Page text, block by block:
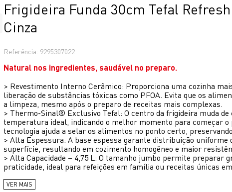
Frigideira Funda 30cm Tefal
Cinza
Referência: 9295307022
Natural nos ingredientes, saudável no preparo.
> Revestimento Interno Cerâmico: Proporciona uma cozinha
liberação de substâncias tóxicas como PFOA. Evita que os
a limpeza, mesmo após o preparo de receitas mais complexas.
> Thermo-Sinal® Exclusivo Tefal: O centro da frigideira muda de
temperatura ideal, indicando o melhor momento para começar o
tecnologia ajuda a selar os alimentos no ponto certo,
> Alta Espessura: A base espessa garante distribuição uniforme
superfície, resultando em cozimento homogêneo e maior
> Alta Capacidade – 4,75 L: O tamanho jumbo permite preparar
praticidade, ideal para refeições em família ou receitas únicas
VER MAIS
pro